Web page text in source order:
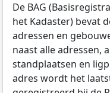
De BAG
het Kadaster) bevat
adressen en
naast alle adressen,
standplaatsen en
adres wordt het